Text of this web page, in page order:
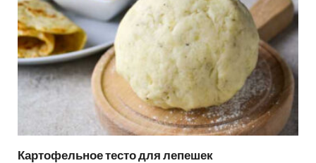
Картофельное тесто для лепешек